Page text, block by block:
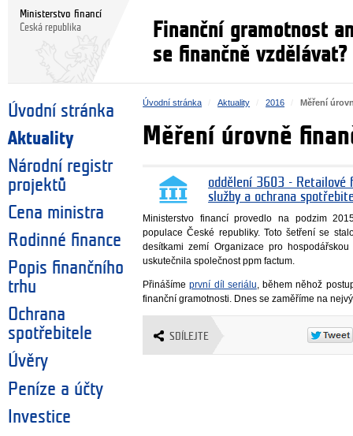
Ministerstvo financí
Česká republika
Finanční gramotnost
se finančně vzdělávat?
Úvodní stránka
Aktuality
Národní registr
projektů
Cena ministra
Rodinné finance
Popis finančního
trhu
Ochrana
spotřebitele
Úvěry
Peníze a účty
Investice
Úvodní stránka Aktuality 2016 Měření
Měření úrovně
oddělení 3603 - Retailové
služby a ochrana
Ministerstvo financí provedlo na podzim
populace České republiky. Toto šetření se
desítkami zemí Organizace pro
uskutečnila společnost ppm factum.
Přinášímeprvní díl seriálu, během něhož
finanční gramotnosti. Dnes se zaměříme na
SDÍLEJTE